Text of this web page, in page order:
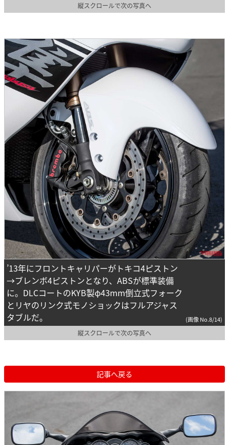
縦スクロールで次の写真へ
’13年にフロントキャリパーがトキコ4ピストン
→ブレンボ4ピストンとなり、ABSが標準装備
に。DLCコートのKYB製φ43mm倒立式フォーク
とリヤのリンク式モノショックはフルアジャス
タブルだ。
(画像 No.8/14)
縦スクロールで次の写真へ
記事へ戻る